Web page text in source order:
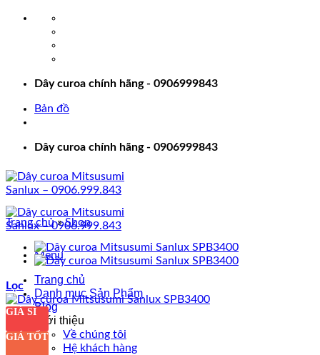
Dây curoa chính hãng - 0906999843
Bản đồ
Dây curoa chính hãng - 0906999843
Menu
Trang chủ
Danh mục Sản Phẩm
Blog
Giới thiệu
Về chúng tôi
Hệ khách hàng
Trang chủ » Shop
Lọc
GIÁ SỈ
GIÁ TỐT